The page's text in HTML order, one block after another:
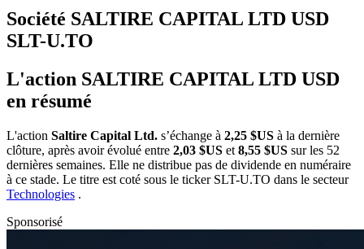
Société SALTIRE CAPITAL LTD USD
SLT-U.TO
L'action SALTIRE CAPITAL LTD USD
en résumé
L'action Saltire Capital Ltd. s’échange à 2,25 $US à la dernière
clôture, après avoir évolué entre 2,03 $US et 8,55 $US sur les 52
dernières semaines. Elle ne distribue pas de dividende en numéraire
à ce stade. Le titre est coté sous le ticker SLT-U.TO dans le secteur
Technologies .
Sponsorisé